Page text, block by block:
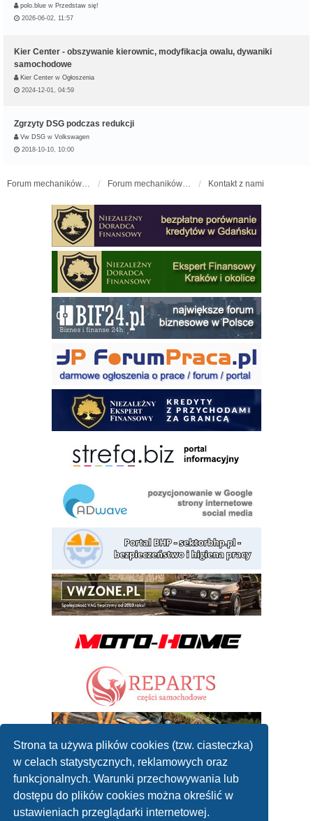
Strona ta używa plików cookies (tzw. ciasteczka)
w celach statystycznych, reklamowych oraz
funkcjonalnych. Warunki przechowywania lub
dostępu do plików cookies można określić w
ustawieniach przeglądarki internetowej.
polo.blue w Przedstaw się!
2026-06-02, 11:57
Kier Center - obszywanie kierownic, modyfikacja owalu, dywaniki
samochodowe
Kier Center w Ogłoszenia
2024-12-01, 04:59
Zgrzyty DSG podczas redukcji
Vw DSG w Volkswagen
2018-10-10, 10:00
Forum mechaników samochodowych - forum-mechaniczne.pl Forum mechaników samochodowych Kontakt z nami